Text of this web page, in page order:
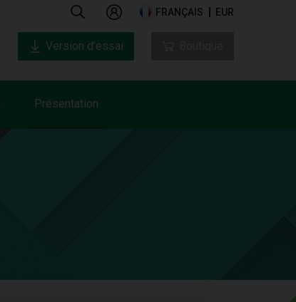
FRANÇAIS EUR
Présentation
Version d’essai